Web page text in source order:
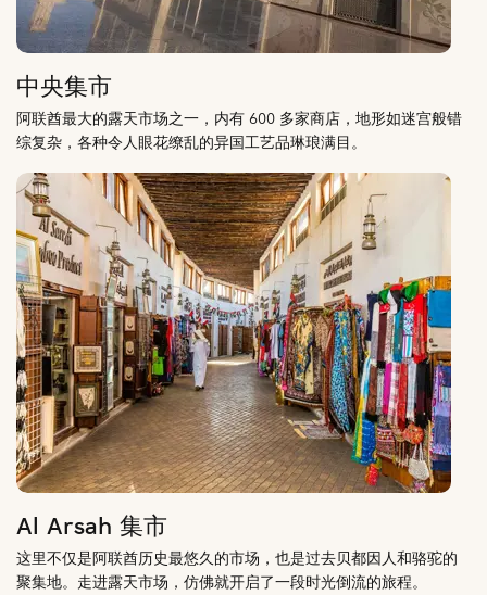
中央集市
阿联酋最大的露天市场之一，内有 600 多家商店，地形如迷宫般错
综复杂，各种令人眼花缭乱的异国工艺品琳琅满目。
Al Arsah 集市
这里不仅是阿联酋历史最悠久的市场，也是过去贝都因人和骆驼的
聚集地。走进露天市场，仿佛就开启了一段时光倒流的旅程。